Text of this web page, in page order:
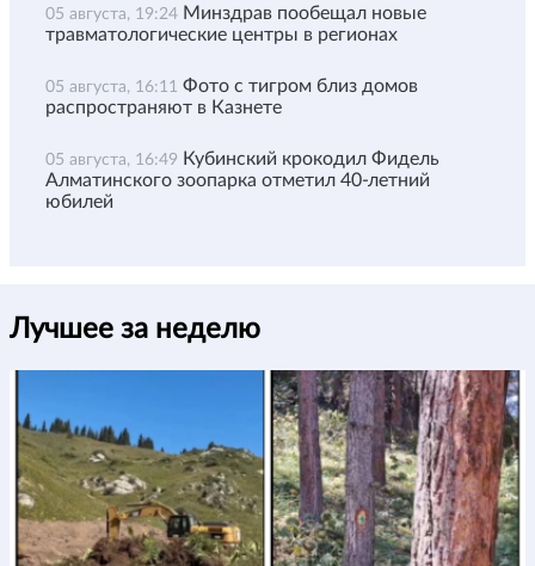
05 августа, 19:24 Минздрав пообещал новые
травматологические центры в регионах
05 августа, 16:11 Фото с тигром близ домов
распространяют в Казнете
05 августа, 16:49 Кубинский крокодил Фидель
Алматинского зоопарка отметил 40-летний
юбилей
Лучшее за неделю